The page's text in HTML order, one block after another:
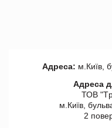
Адреса: м.Київ,
Адреса
ТОВ
м.Київ,
2